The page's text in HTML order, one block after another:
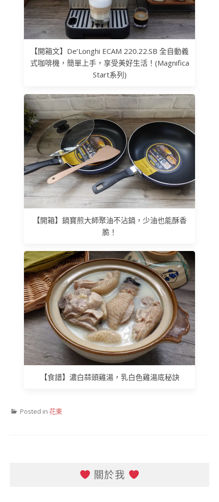
【開箱文】De’Longhi ECAM 220.22.SB 全自動義
式咖啡機，簡單上手，享受美好生活！(Magnifica
Start系列)
【開箱】鍋寶煎大師聚油不沾鍋，少油也能酥香
脆！
【食譜】濃白蒜頭雞湯，乳白色雞湯底秘訣
Posted in 花東
關於我